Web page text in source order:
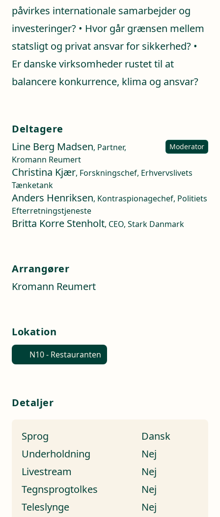
påvirkes internationale samarbejder og
investeringer? • Hvor går grænsen mellem
statsligt og privat ansvar for sikkerhed? •
Er danske virksomheder rustet til at
balancere konkurrence, klima og ansvar?
Deltagere
Line Berg Madsen, Partner,
Kromann Reumert
Moderator
Christina Kjær, Forskningschef, Erhvervslivets
Tænketank
Anders Henriksen, Kontraspionagechef, Politiets
Efterretningstjeneste
Britta Korre Stenholt, CEO, Stark Danmark
Arrangører
Kromann Reumert
Lokation
N10 - Restauranten
Detaljer
Sprog
Dansk
Underholdning
Nej
Livestream
Nej
Tegnsprogtolkes
Nej
Teleslynge
Nej